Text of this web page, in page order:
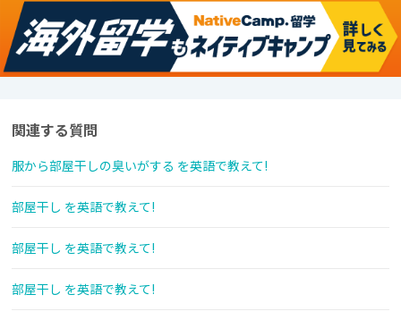
関連する質問
服から部屋干しの臭いがする を英語で教えて!
部屋干し を英語で教えて!
部屋干し を英語で教えて!
部屋干し を英語で教えて!